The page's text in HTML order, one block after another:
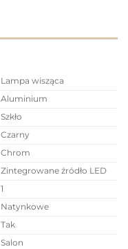
Lampa wisząca
Aluminium
Szkło
Czarny
Chrom
Zintegrowane źródło LED
1
Natynkowe
Tak
Salon